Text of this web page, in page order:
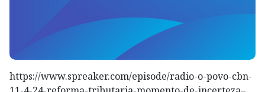
https://www.spreaker.com/episode/radio-o-povo-cbn-